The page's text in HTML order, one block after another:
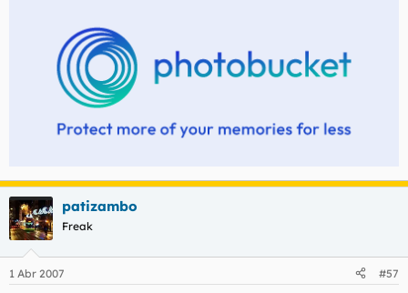
patizambo
Freak
1 Abr 2007 #57